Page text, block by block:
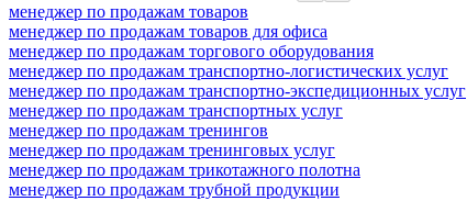
менеджер по продажам товаров
менеджер по продажам товаров для офиса
менеджер по продажам торгового оборудования
менеджер по продажам транспортно-логистических услуг
менеджер по продажам транспортно-экспедиционных услуг
менеджер по продажам транспортных услуг
менеджер по продажам тренингов
менеджер по продажам тренинговых услуг
менеджер по продажам трикотажного полотна
менеджер по продажам трубной продукции